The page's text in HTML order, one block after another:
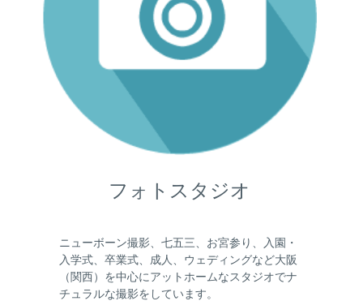
フォトスタジオ
ニューボーン撮影、七五三、お宮参り、入園・
入学式、卒業式、成人、ウェディングなど大阪
（関西）を中心にアットホームなスタジオでナ
チュラルな撮影をしています。